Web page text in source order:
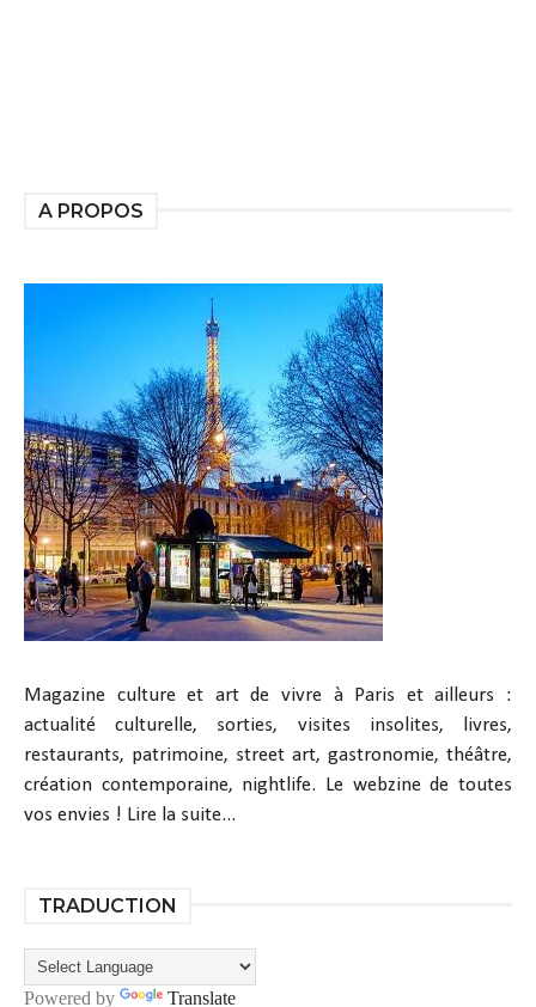
A PROPOS
Magazine culture et art de vivre à Paris et ailleurs :
actualité culturelle, sorties, visites insolites, livres,
restaurants, patrimoine, street art, gastronomie, théâtre,
création contemporaine, nightlife. Le webzine de toutes
vos envies ! Lire la suite...
TRADUCTION
Powered by Translate